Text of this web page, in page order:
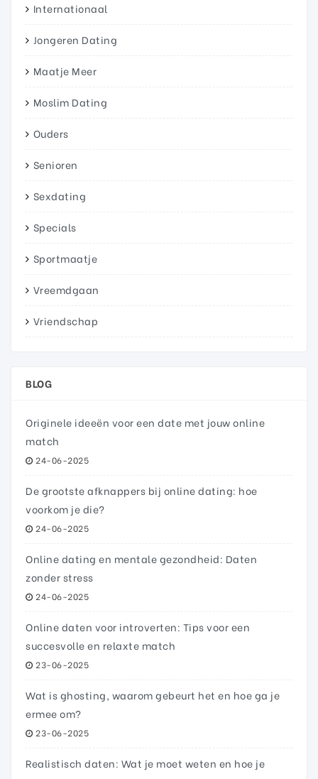
Internationaal
Jongeren Dating
Maatje Meer
Moslim Dating
Ouders
Senioren
Sexdating
Specials
Sportmaatje
Vreemdgaan
Vriendschap
BLOG
Originele ideeën voor een date met jouw online
match
24-06-2025
De grootste afknappers bij online dating: hoe
voorkom je die?
24-06-2025
Online dating en mentale gezondheid: Daten
zonder stress
24-06-2025
Online daten voor introverten: Tips voor een
succesvolle en relaxte match
23-06-2025
Wat is ghosting, waarom gebeurt het en hoe ga je
ermee om?
23-06-2025
Realistisch daten: Wat je moet weten en hoe je